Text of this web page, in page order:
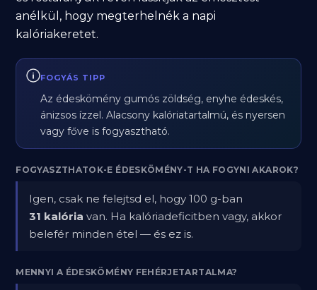
anélkül, hogy megterhelnék a napi
kalóriakeretet.
FOGYÁS TIPP
Az édeskömény gumós zöldség, enyhe édeskés,
ánizsos ízzel. Alacsony kalóriatartalmú, és nyersen
vagy főve is fogyasztható.
FOGYASZTHATOK-E ÉDESKÖMÉNY-T HA FOGYNI AKAROK?
Igen, csak ne felejtsd el, hogy 100 g-ban
31 kalória van. Ha kalóriadeficitben vagy, akkor
belefér minden étel — és ez is.
MENNYI A ÉDESKÖMÉNY FEHÉRJETARTALMA?